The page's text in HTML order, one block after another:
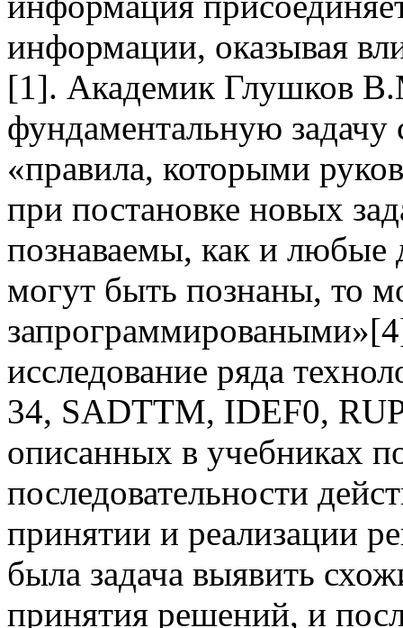
информации, оказывая
[1]. Академик Глушков
фундаментальную задачу
«правила, которыми
при постановке новых
познаваемы, как и любые
могут быть познаны, то
исследование ряда
34, SADTTM, IDEF0,
описанных в учебниках
последовательности
принятии и реализации
была задача выявить
принятия решений, и